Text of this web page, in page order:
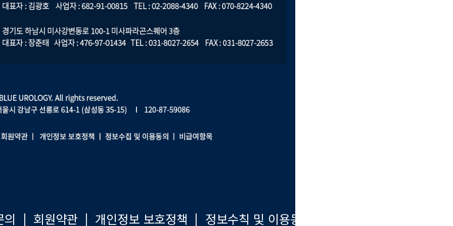
| 회원약관 | 개인정보 보호정책 | 정보수칙 및 이용동의